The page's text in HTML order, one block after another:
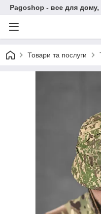
Pagoshop - все для дому,
Товари та послуги